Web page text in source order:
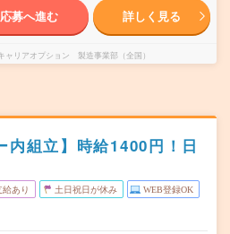
応募へ進む 詳しく見る
ャリアオプション 製造事業部（全国）
内組立】時給1400円！日
あり 土日祝日が休み WEB登録OK